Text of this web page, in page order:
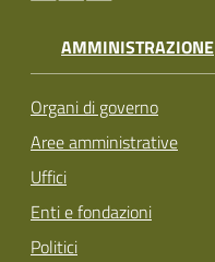
AMMINISTRAZIONE
Organi di governo
Aree amministrative
Uffici
Enti e fondazioni
Politici